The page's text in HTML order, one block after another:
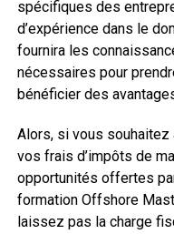
spécifiques des
d’expérience dans le
fournira les
nécessaires pour
bénéficier des
Alors, si vous
vos frais d’impôts de
opportunités offertes
formation Offshore
laissez pas la charge